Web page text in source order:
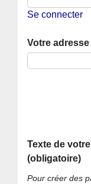
Se connecter
Votre adresse
Texte de
(obligatoire)
Pour créer des